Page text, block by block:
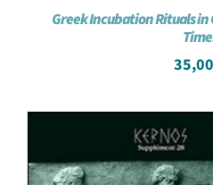
Greek Incubation Rituals
35,00